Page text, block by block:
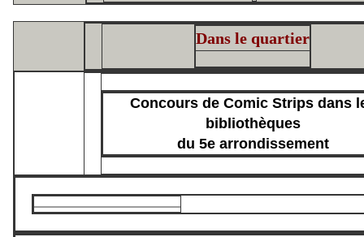
Dans le quartier
Concours de Comic Strips dans
bibliothèques
du 5e arrondissement